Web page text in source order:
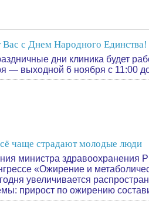
Вас с Днем Народного Единства!
дни клиника будет
— выходной 6 ноября с 11:00
чаще страдают молодые люди
министра здравоохранения
«Ожирение и
увеличивается
прирост по ожирению